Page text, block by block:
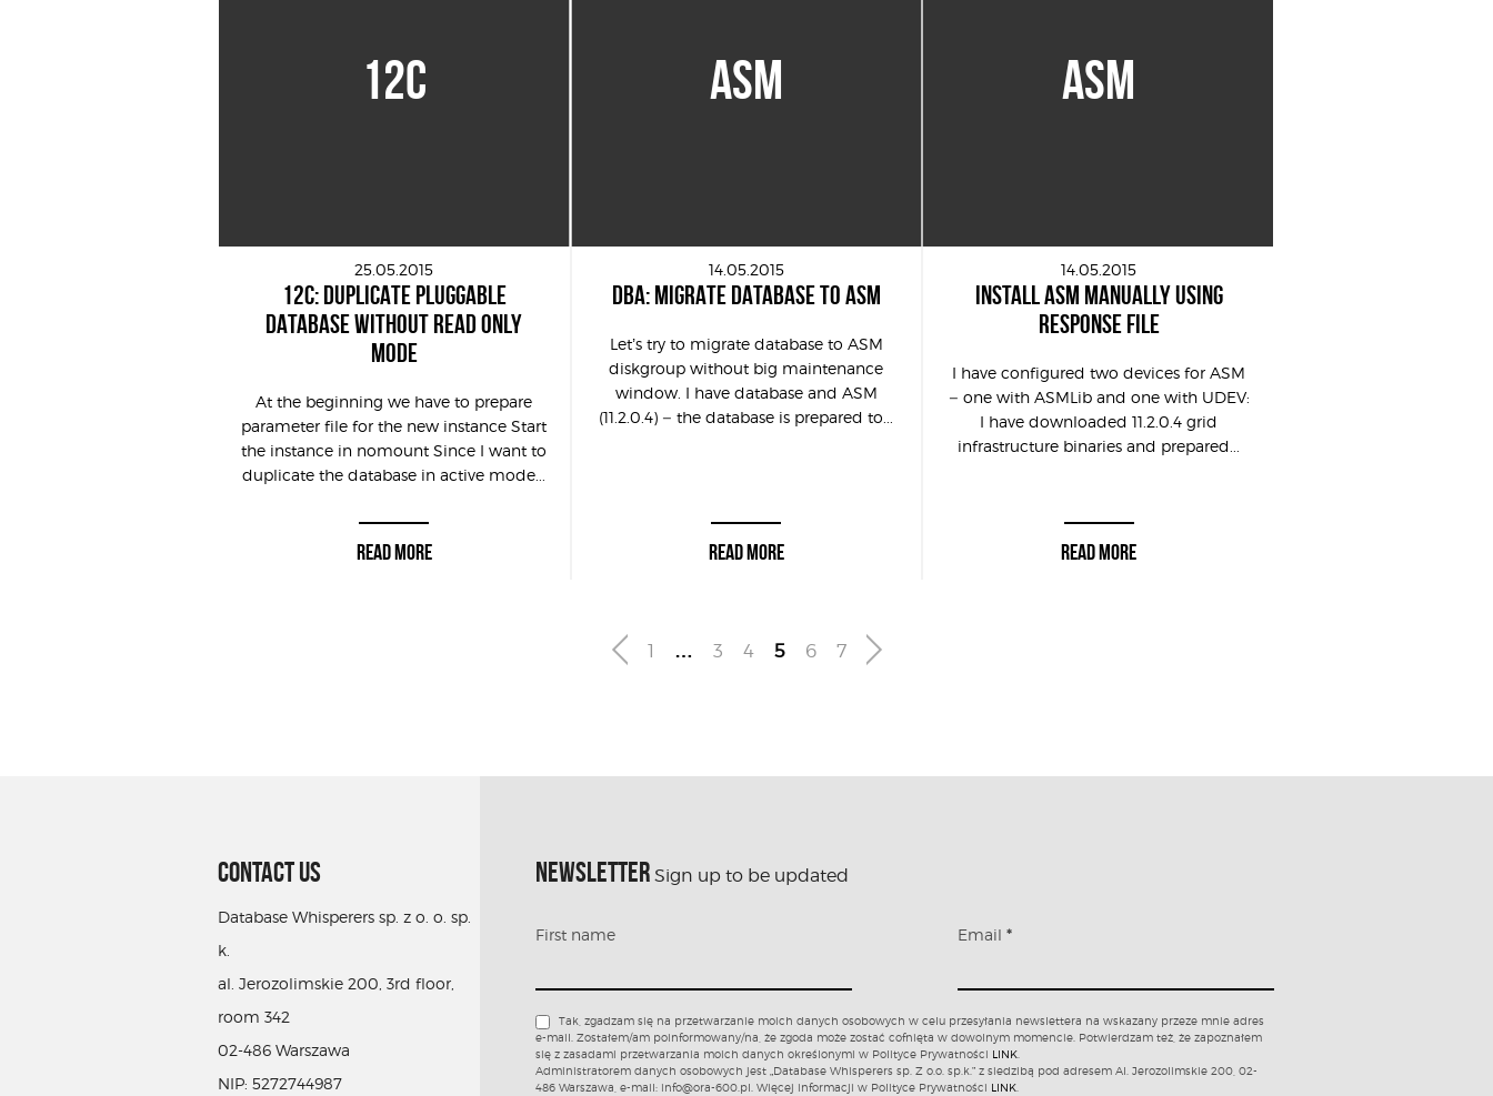
12C
25.05.2015
12C: DUPLICATE PLUGGABLE
DATABASE WITHOUT READ ONLY
MODE
At the beginning we have to prepare
parameter file for the new instance Start
the instance in nomount Since I want to
duplicate the database in active mode...
READ MORE
ASM
14.05.2015
DBA: MIGRATE DATABASE TO ASM
Let’s try to migrate database to ASM
diskgroup without big maintenance
window. I have database and ASM
(11.2.0.4) – the database is prepared to...
READ MORE
ASM
14.05.2015
INSTALL ASM MANUALLY USING
RESPONSE FILE
I have configured two devices for ASM
– one with ASMLib and one with UDEV:
I have downloaded 11.2.0.4 grid
infrastructure binaries and prepared...
READ MORE
1 … 3 4 5 6 7
CONTACT US
Database Whisperers sp. z o. o. sp.
k.
al. Jerozolimskie 200, 3rd floor,
room 342
02-486 Warszawa
NIP: 5272744987
NEWSLETTER Sign up to be updated
First name Email *
Tak, zgadzam się na przetwarzanie moich danych osobowych w celu przesyłania newslettera na wskazany przeze mnie adres
e-mail. Zostałem/am poinformowany/na, że zgoda może zostać cofnięta w dowolnym momencie. Potwierdzam też, że zapoznałem
się z zasadami przetwarzania moich danych określonymi w Polityce Prywatności LINK
Administratorem danych osobowych jest „Database Whisperers sp. Z o.o. sp.k.” z siedzibą pod adresem Al. Jerozolimskie 200, 02-
486 Warszawa, e-mail: info@ora-600.pl. Więcej informacji w Polityce Prywatności LINK